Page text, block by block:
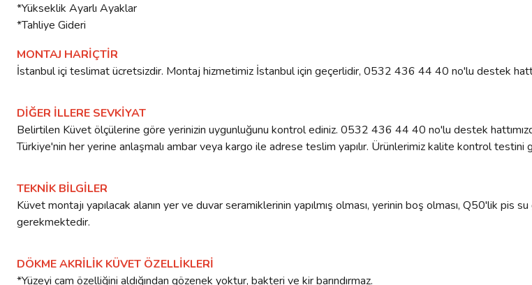
*Yükseklik Ayarlı Ayaklar
*Tahliye Gideri
MONTAJ HARİÇTİR
İstanbul içi teslimat ücretsizdir. Montaj hizmetimiz İstanbul için geçerlidir, 0532 436 44 40 no'lu destek
DİĞER İLLERE SEVKİYAT
Belirtilen Küvet ölçülerine göre yerinizin uygunluğunu kontrol ediniz. 0532 436 44 40 no'lu destek
Türkiye'nin her yerine anlaşmalı ambar veya kargo ile adrese teslim yapılır. Ürünlerimiz kalite kontrol testini
TEKNİK BİLGİLER
Küvet montajı yapılacak alanın yer ve duvar seramiklerinin yapılmış olması, yerinin boş olması, Q50'lik pis
gerekmektedir.
DÖKME AKRİLİK KÜVET ÖZELLİKLERİ
*Yüzeyi cam özelliğini aldığından gözenek yoktur, bakteri ve kir barındırmaz.